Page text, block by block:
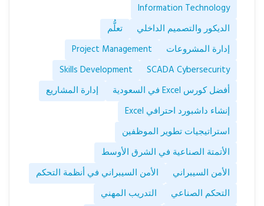
Information Technology
الديكور والتصميم الداخلي
تعلُّم
إدارة المشروعات
Project Management
SCADA Cybersecurity
Skills Development
أفضل كورس Excel في السعودية
إدارة المشاريع
إنشاء داشبورد احترافي Excel
استراتيجيات تطوير الموظفين
الأتمتة الصناعية في الشرق الأوسط
الأمن السيبراني
الأمن السيبراني في أنظمة التحكم
التحكم الصناعي
التدريب المهني